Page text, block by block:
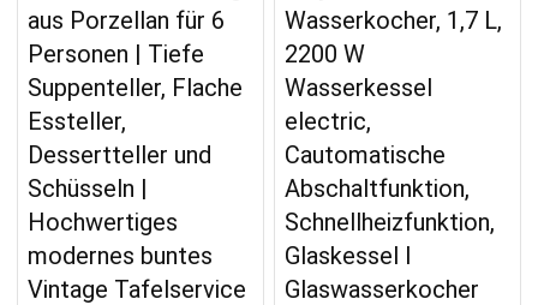
aus Porzellan für 6
Personen | Tiefe
Suppenteller, Flache
Essteller,
Dessertteller und
Schüsseln |
Hochwertiges
modernes buntes
Vintage Tafelservice
Wasserkocher, 1,7 L,
2200 W
Wasserkessel
electric,
Cautomatische
Abschaltfunktion,
Schnellheizfunktion,
Glaskessel I
Glaswasserkocher